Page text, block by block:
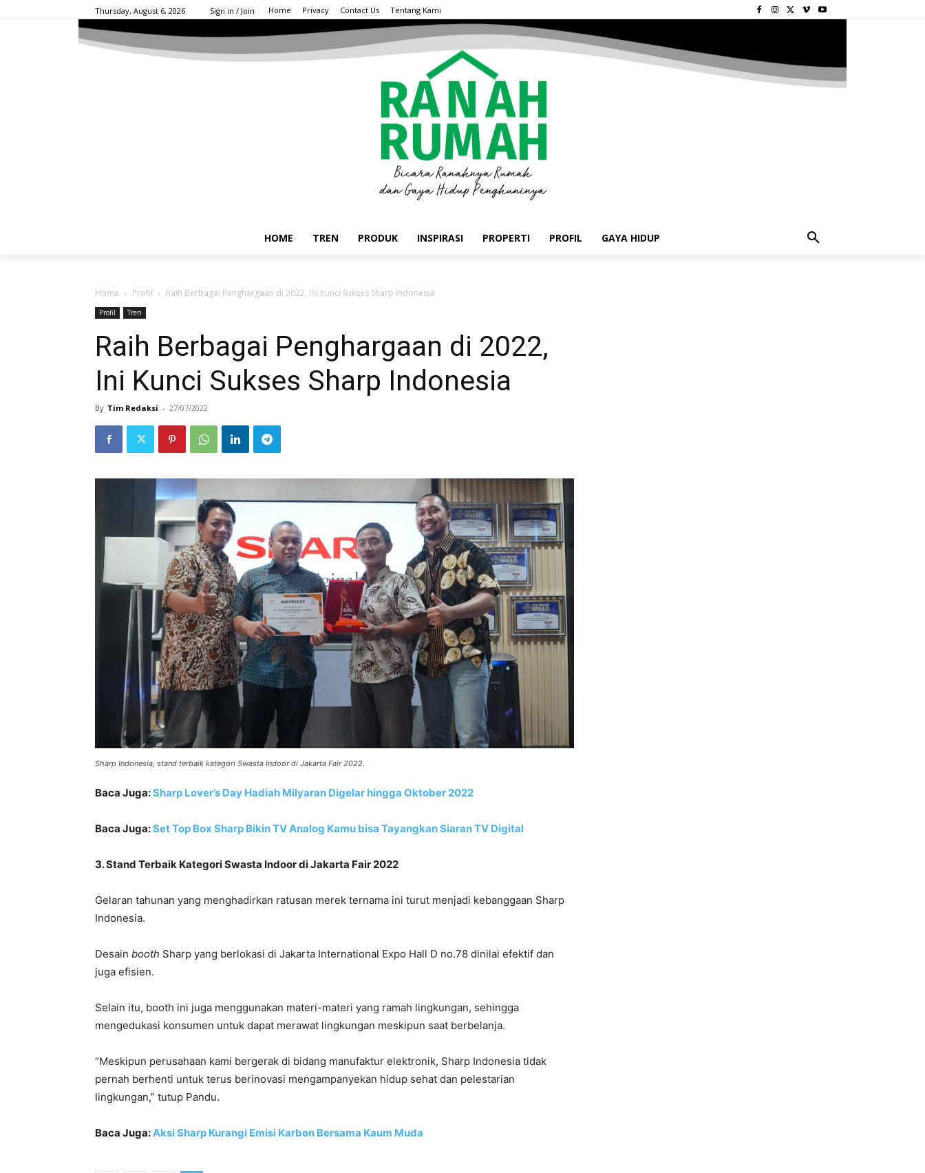
Thursday, August 6, 2026 Sign in / Join Home Privacy Contact Us Tentang Kami
HOME TREN PRODUK INSPIRASI PROPERTI PROFIL GAYA HIDUP
Home Profil Raih Berbagai Penghargaan di 2022, Ini Kunci Sukses Sharp Indonesia
Profil Tren
Raih Berbagai Penghargaan di 2022,
Ini Kunci Sukses Sharp Indonesia
By Tim Redaksi - 27/07/2022
Sharp Indonesia, stand terbaik kategori Swasta Indoor di Jakarta Fair 2022.
Baca Juga:Sharp Lover’s Day Hadiah Milyaran Digelar hingga Oktober 2022
Baca Juga:Set Top Box Sharp Bikin TV Analog Kamu bisa Tayangkan Siaran TV Digital
3. Stand Terbaik Kategori Swasta Indoor di Jakarta Fair 2022
Gelaran tahunan yang menghadirkan ratusan merek ternama ini turut menjadi kebanggaan Sharp
Indonesia.
Desain booth Sharp yang berlokasi di Jakarta International Expo Hall D no.78 dinilai efektif dan
juga efisien.
Selain itu, booth ini juga menggunakan materi-materi yang ramah lingkungan, sehingga
mengedukasi konsumen untuk dapat merawat lingkungan meskipun saat berbelanja.
“Meskipun perusahaan kami bergerak di bidang manufaktur elektronik, Sharp Indonesia tidak
pernah berhenti untuk terus berinovasi mengampanyekan hidup sehat dan pelestarian
lingkungan,” tutup Pandu.
Baca Juga:Aksi Sharp Kurangi Emisi Karbon Bersama Kaum Muda